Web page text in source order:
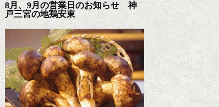
8月、9月の営業日のお知らせ 神
戸三宮の地鶏安東